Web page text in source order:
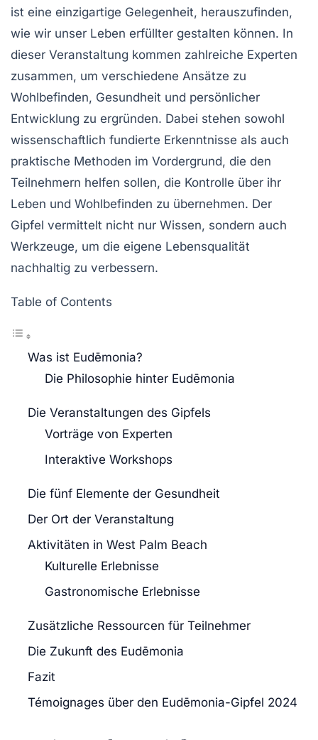
ist eine einzigartige Gelegenheit, herauszufinden,
wie wir unser Leben erfüllter gestalten können. In
dieser Veranstaltung kommen zahlreiche Experten
zusammen, um verschiedene Ansätze zu
Wohlbefinden, Gesundheit und persönlicher
Entwicklung zu ergründen. Dabei stehen sowohl
wissenschaftlich fundierte Erkenntnisse als auch
praktische Methoden im Vordergrund, die den
Teilnehmern helfen sollen, die Kontrolle über ihr
Leben und Wohlbefinden zu übernehmen. Der
Gipfel vermittelt nicht nur Wissen, sondern auch
Werkzeuge, um die eigene Lebensqualität
nachhaltig zu verbessern.
Table of Contents
Was ist Eudēmonia?
Die Philosophie hinter Eudēmonia
Die Veranstaltungen des Gipfels
Vorträge von Experten
Interaktive Workshops
Die fünf Elemente der Gesundheit
Der Ort der Veranstaltung
Aktivitäten in West Palm Beach
Kulturelle Erlebnisse
Gastronomische Erlebnisse
Zusätzliche Ressourcen für Teilnehmer
Die Zukunft des Eudēmonia
Fazit
Témoignages über den Eudēmonia-Gipfel 2024